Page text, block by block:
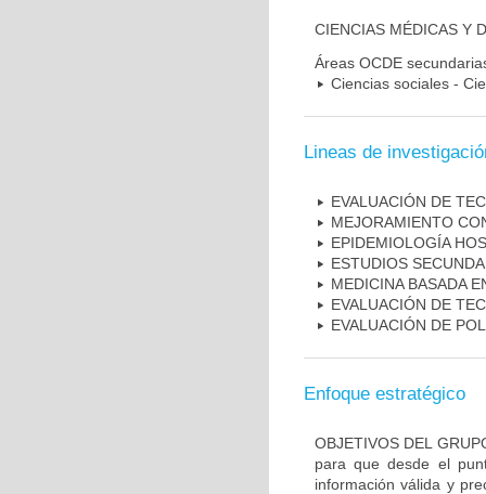
CIENCIAS MÉDICAS Y
Áreas OCDE
Ciencias sociales -
Lineas de
EVALUACIÓN DE
MEJORAMIENTO
EPIDEMIOLOGÍA
ESTUDIOS
MEDICINA BASADA
EVALUACIÓN DE
EVALUACIÓN DE
Enfoque estratégico
OBJETIVOS DEL
para que desde el
información válida y